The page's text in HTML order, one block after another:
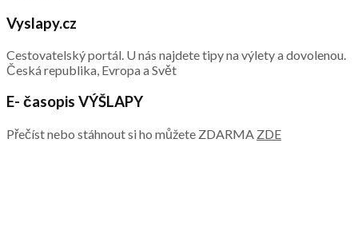
Vyslapy.cz
Cestovatelský portál. U nás najdete tipy na výlety a dovolenou.
Česká republika, Evropa a Svět
E- časopis VÝŠLAPY
Přečíst nebo stáhnout si ho můžete ZDARMA ZDE